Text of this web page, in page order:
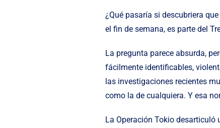
¿Qué pasaría si descubriera
el fin de semana, es parte del
La pregunta parece absurda,
fácilmente identificables,
las investigaciones recientes
como la de cualquiera. Y esa
La Operación Tokio